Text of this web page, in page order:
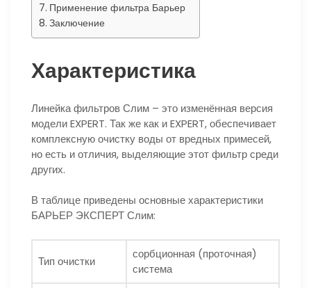
Применение фильтра Барьер
Заключение
Характеристика
Линейка фильтров Слим – это изменённая версия
модели EXPERT. Так же как и EXPERT, обеспечивает
комплексную очистку воды от вредных примесей,
но есть и отличия, выделяющие этот фильтр среди
других.
В таблице приведены основные характеристики
БАРЬЕР ЭКСПЕРТ Слим:
Тип очистки
сорбционная (проточная)
система